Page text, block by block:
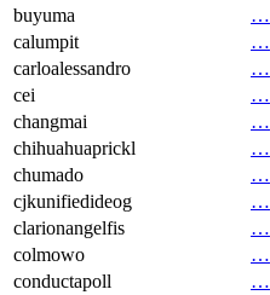
buyuma
…
calumpit
…
carloalessandro
…
cei
…
changmai
…
chihuahuaprickl
…
chumado
…
cjkunifiedideog
…
clarionangelfis
…
colmowo
…
conductapoll
…